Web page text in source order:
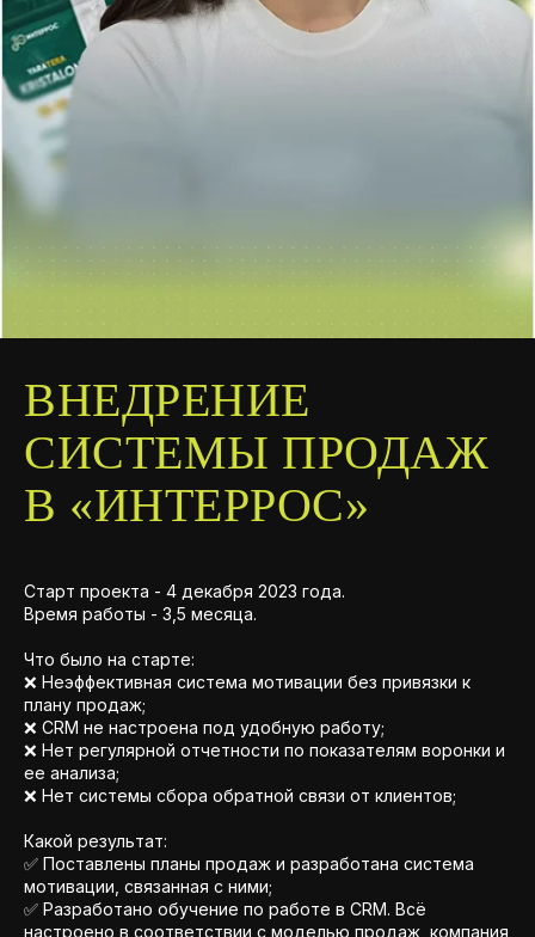
ВНЕДРЕНИЕ
СИСТЕМЫ ПРОДАЖ
В «ИНТЕРРОС»
Старт проекта - 4 декабря 2023 года.
Время работы - 3,5 месяца.
Что было на старте:
❌ Неэффективная система мотивации без привязки к
плану продаж;
❌ CRM не настроена под удобную работу;
❌ Нет регулярной отчетности по показателям воронки и
ее анализа;
❌ Нет системы сбора обратной связи от клиентов;
Какой результат:
✅ Поставлены планы продаж и разработана система
мотивации, связанная с ними;
✅ Разработано обучение по работе в CRM. Всё
настроено в соответствии с моделью продаж, компания